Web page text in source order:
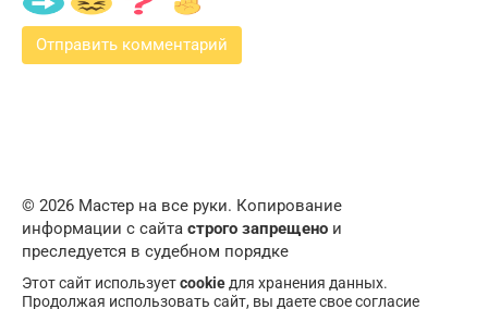
© 2026 Мастер на все руки. Копирование
информации с сайта строго запрещено и
преследуется в судебном порядке
Этот сайт используетcookie для хранения данных.
Продолжая использовать сайт, вы даете свое согласие